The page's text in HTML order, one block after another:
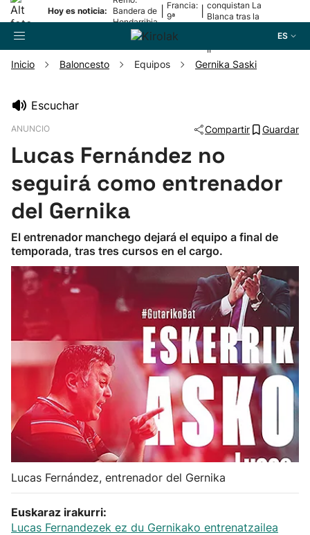
Hoy es noticia:
Bandera de
Hondarribia
Francia:
9ª
conquistan La
Blanca tras la
II
ES
Pelota
Remo
Baloncesto
Ciclismo
Herri-kirolak
Balonmano
Kirolak 360
Atletismo
Carreras de montaña
Más deportes
Inicio Baloncesto Equipos Gernika Saski
Escuchar
ANUNCIO Compartir Guardar
Lucas Fernández no
seguirá como entrenador
del Gernika
El entrenador manchego dejará el equipo a final de
temporada, tras tres cursos en el cargo.
Lucas Fernández, entrenador del Gernika
Euskaraz irakurri:
Lucas Fernandezek ez du Gernikako entrenatzailea